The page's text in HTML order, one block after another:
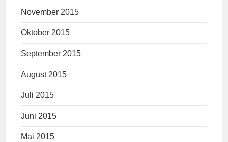
November 2015
Oktober 2015
September 2015
August 2015
Juli 2015
Juni 2015
Mai 2015